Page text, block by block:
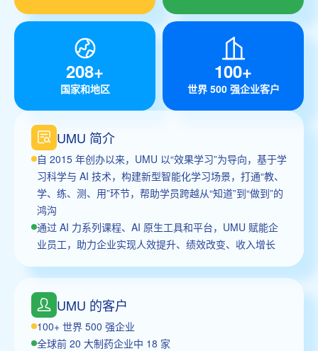
208+
国家和地区
100+
世界 500 强企业客户
UMU 简介
自 2015 年创办以来，UMU 以“效果学习”为导向，基于学
习科学与 AI 技术，构建新型智能化学习场景，打通“教、
学、练、测、用”环节，帮助学员跨越从“知道”到“做到”的
鸿沟
通过 AI 力系列课程、AI 原生工具和平台，UMU 赋能企
业员工，助力企业实现人效提升、绩效改变、收入增长
UMU 的客户
100+ 世界 500 强企业
全球前 20 大制药企业中 18 家